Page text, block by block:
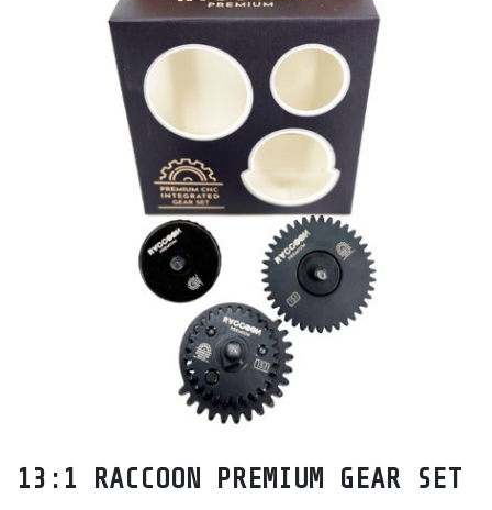
13:1 RACCOON PREMIUM GEAR SET